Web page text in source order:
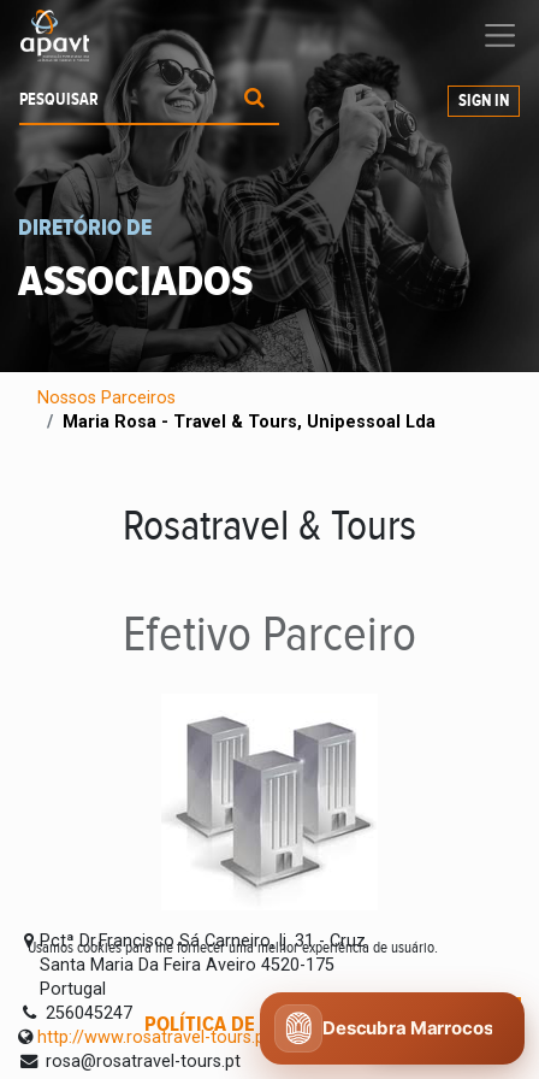
a expandir os seus negócios
SIGN IN
DIRETÓRIO DE
ASSOCIADOS
Nossos Parceiros
Maria Rosa - Travel & Tours, Unipessoal Lda
Rosatravel & Tours
Efetivo Parceiro
Pctª Dr.Francisco Sá Carneiro, lj. 31 - Cruz
Santa Maria Da Feira Aveiro 4520-175
Portugal
256045247
http://www.rosatravel-tours.pt
rosa@rosatravel-tours.pt
Usamos cookies para lhe fornecer uma melhor experiência de usuário.
POLÍTICA DE COOKIES CONCORDO
Descubra Marrocos